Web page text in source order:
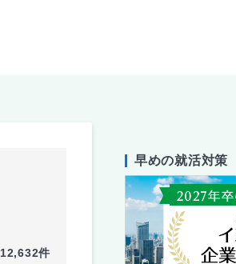
12,632件
早めの就活対策